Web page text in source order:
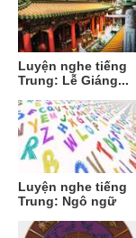
Luyện nghe tiếng
Trung: Lễ Giáng...
Luyện nghe tiếng
Trung: Ngô ngữ